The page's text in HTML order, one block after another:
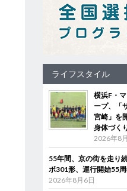
ライフスタイル
横浜F・
ープ、「
宮崎」を
身体づく
2026年8
55年間、京の街を走り
ボ301形、運行開始55
2026年8月6日